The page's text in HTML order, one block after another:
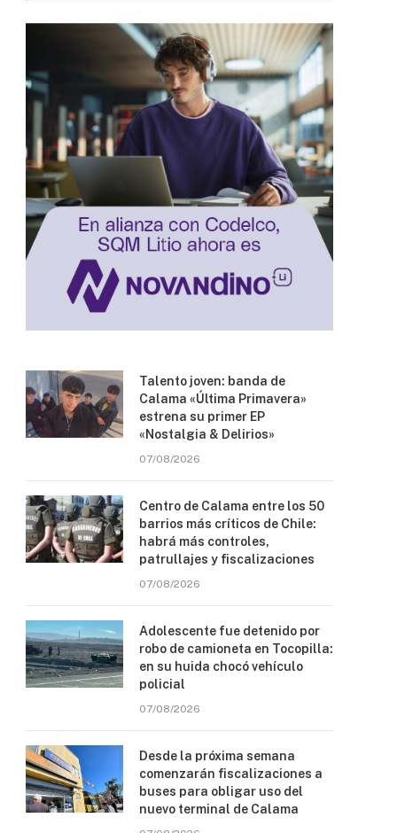
Talento joven: banda de
Calama «Última Primavera»
estrena su primer EP
«Nostalgia & Delirios»
07/08/2026
Centro de Calama entre los 50
barrios más críticos de Chile:
habrá más controles,
patrullajes y fiscalizaciones
07/08/2026
Adolescente fue detenido por
robo de camioneta en Tocopilla:
en su huida chocó vehículo
policial
07/08/2026
Desde la próxima semana
comenzarán fiscalizaciones a
buses para obligar uso del
nuevo terminal de Calama